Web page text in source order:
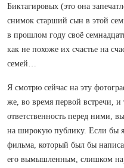
Биктагировых (это она
снимок старший сын в этой
в прошлом году своё
как не похоже их счастье на
семей…
Я смотрю сейчас на эту
же, во время первой встречи,
ответственность перед ними,
на широкую публику. Если бы я
фильма, который был бы
его вымышленным, слишком